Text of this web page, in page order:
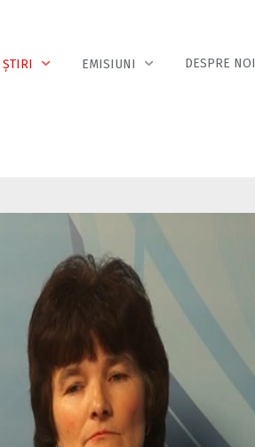
ȘTIRI
EMISIUNI DESPRE NOI